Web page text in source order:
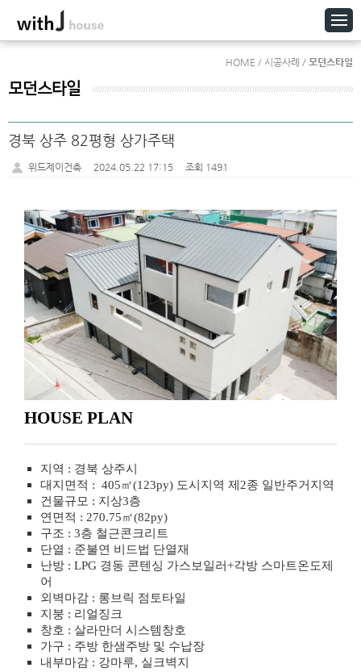
HOME / 시공사례 / 모던스타일
모던스타일
경북 상주 82평형 상가주택
위드제이건축 2024.05.22 17:15 조회 1491
HOUSE PLAN
지역 : 경북 상주시
대지면적 : 405㎡(123py) 도시지역 제2종 일반주거지역
건물규모 : 지상3층
연면적 : 270.75㎡(82py)
구조 : 3층 철근콘크리트
단열 : 준불연 비드법 단열재
난방 : LPG 경동 콘텐싱 가스보일러+각방 스마트온도제
어
외벽마감 : 롱브릭 점토타일
지붕 : 리얼징크
창호 : 살라만더 시스템창호
가구 : 주방 한샘주방 및 수납장
내부마감 : 강마루, 실크벽지